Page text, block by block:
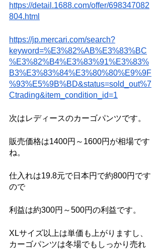
https://detail.1688.com/offer/698347082
804.html
https://jp.mercari.com/search?
keyword=%E3%82%AB%E3%83%BC
%E3%82%B4%E3%83%91%E3%83%
B3%E3%83%84%E3%80%80%E9%9F
%93%E5%9B%BD&status=sold_out%7
Ctrading&item_condition_id=1
次はレディースのカーゴパンツです。
販売価格は1400円～1600円が相場です
ね。
仕入れは19.8元で日本円で約800円です
ので
利益は約300円～500円の利益です。
XLサイズ以上は単価も上がりますし、
カーゴパンツは冬場でもしっかり売れ